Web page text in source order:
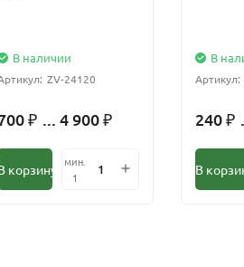
В наличии
ZV-24120
₽ ... 4 900 ₽
корзину
мин.
1
В
Артикул:
240 ₽
В